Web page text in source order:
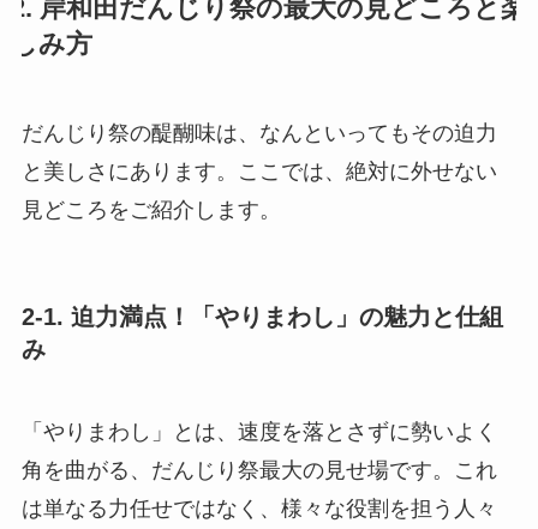
2. 岸和田だんじり祭の最大の見どころと楽
しみ方
だんじり祭の醍醐味は、なんといってもその迫力
と美しさにあります。ここでは、絶対に外せない
見どころをご紹介します。
2-1. 迫力満点！「やりまわし」の魅力と仕組
み
「やりまわし」とは、速度を落とさずに勢いよく
角を曲がる、だんじり祭最大の見せ場です。これ
は単なる力任せではなく、様々な役割を担う人々